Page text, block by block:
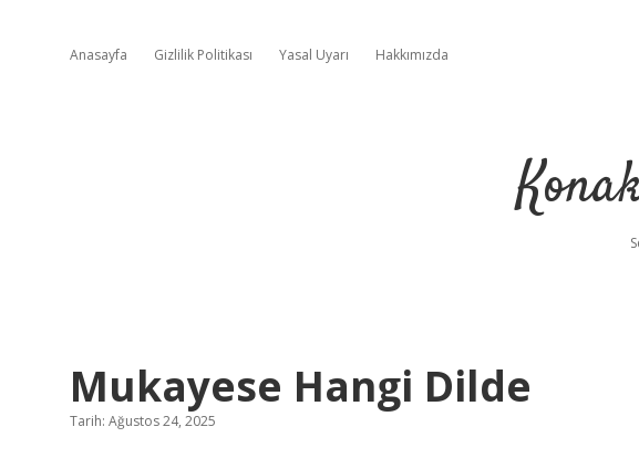
Anasayfa Gizlilik Politikası Yasal Uyarı Hakkımızda
Mukayese Hangi Dilde
Tarih: Ağustos 24, 2025